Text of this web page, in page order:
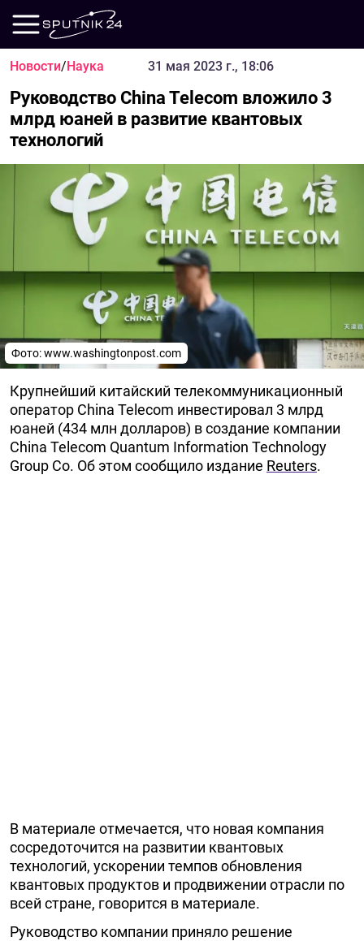
Новости/Наука 31 мая 2023 г., 18:06
Руководство China Telecom вложило 3
млрд юаней в развитие квантовых
технологий
Фото:www.washingtonpost.com
Крупнейший китайский телекоммуникационный
оператор China Telecom инвестировал 3 млрд
юаней (434 млн долларов) в создание компании
China Telecom Quantum Information Technology
Group Co. Об этом сообщило издание Reuters.
В материале отмечается, что новая компания
сосредоточится на развитии квантовых
технологий, ускорении темпов обновления
квантовых продуктов и продвижении отрасли по
всей стране, говорится в материале.
Руководство компании приняло решение